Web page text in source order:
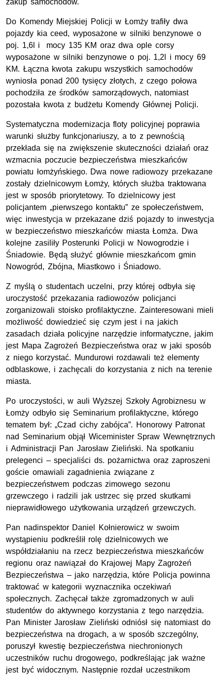
zakup samochodów.
Do Komendy Miejskiej Policji w Łomży trafiły dwa
pojazdy kia ceed, wyposażone w silniki benzynowe o
poj. 1,6l i mocy 135 KM oraz dwa ople corsy
wyposażone w silniki benzynowe o poj. 1,2l i mocy 69
KM. Łączna kwota zakupu wszystkich samochodów
wyniosła ponad 200 tysięcy złotych, z czego połowa
pochodziła ze środków samorządowych, natomiast
pozostała kwota z budżetu Komendy Głównej Policji.
Systematyczna modernizacja floty policyjnej poprawia
warunki służby funkcjonariuszy, a to z pewnością
przekłada się na zwiększenie skuteczności działań oraz
wzmacnia poczucie bezpieczeństwa mieszkańców
powiatu łomżyńskiego. Dwa nowe radiowozy przekazane
zostały dzielnicowym Łomży, których służba traktowana
jest w sposób priorytetowy. To dzielnicowy jest
policjantem „pierwszego kontaktu” ze społeczeństwem,
więc inwestycja w przekazane dziś pojazdy to inwestycja
w bezpieczeństwo mieszkańców miasta Łomża. Dwa
kolejne zasiliły Posterunki Policji w Nowogrodzie i
Śniadowie. Będą służyć głównie mieszkańcom gmin
Nowogród, Zbójna, Miastkowo i Śniadowo.
Z myślą o studentach uczelni, przy której odbyła się
uroczystość przekazania radiowozów policjanci
zorganizowali stoisko profilaktyczne. Zainteresowani mieli
możliwość dowiedzieć się czym jest i na jakich
zasadach działa policyjne narzędzie informatyczne, jakim
jest Mapa Zagrożeń Bezpieczeństwa oraz w jaki sposób
z niego korzystać. Mundurowi rozdawali też elementy
odblaskowe, i zachęcali do korzystania z nich na terenie
miasta.
Po uroczystości, w auli Wyższej Szkoły Agrobiznesu w
Łomży odbyło się Seminarium profilaktyczne, którego
tematem był: „Czad cichy zabójca”. Honorowy Patronat
nad Seminarium objął Wiceminister Spraw Wewnętrznych
i Administracji Pan Jarosław Zieliński. Na spotkaniu
prelegenci – specjaliści ds. pożarnictwa oraz zaproszeni
goście omawiali zagadnienia związane z
bezpieczeństwem podczas zimowego sezonu
grzewczego i radzili jak ustrzec się przed skutkami
nieprawidłowego użytkowania urządzeń grzewczych.
Pan nadinspektor Daniel Kołnierowicz w swoim
wystąpieniu podkreślił rolę dzielnicowych we
współdziałaniu na rzecz bezpieczeństwa mieszkańców
regionu oraz nawiązał do Krajowej Mapy Zagrożeń
Bezpieczeństwa – jako narzędzia, które Policja powinna
traktować w kategorii wyznacznika oczekiwań
społecznych. Zachęcał także zgromadzonych w auli
studentów do aktywnego korzystania z tego narzędzia.
Pan Minister Jarosław Zieliński odniósł się natomiast do
bezpieczeństwa na drogach, a w sposób szczególny,
poruszył kwestię bezpieczeństwa niechronionych
uczestników ruchu drogowego, podkreślając jak ważne
jest być widocznym. Następnie rozdał uczestnikom